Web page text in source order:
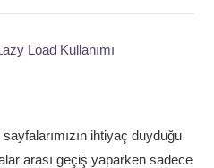
Load Kullanımı
ihtiyaç duyduğu
arası geçiş yaparken sadece